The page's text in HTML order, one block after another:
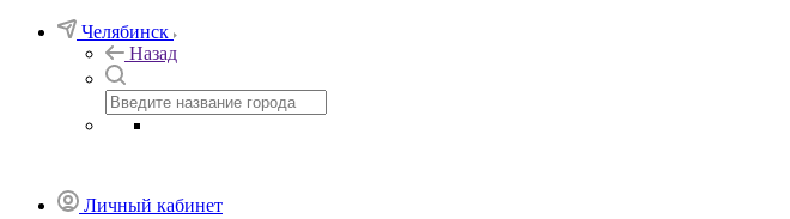
Челябинск
Назад
Личный кабинет